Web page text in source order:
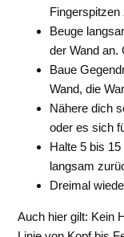
Fingerspitzen
Beuge
der Wand an.
Baue
Wand, die
Nähere dich
oder es sich
Halte 5 bis
langsam
Dreimal
Auch hier gilt: Kein